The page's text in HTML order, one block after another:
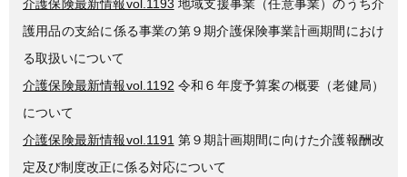
介護保険最新情報vol.1193 地域支援事業（任意事業）のうち介
護用品の支給に係る事業の第９期介護保険事業計画期間におけ
る取扱いについて
介護保険最新情報vol.1192 令和６年度予算案の概要（老健局）
について
介護保険最新情報vol.1191 第９期計画期間に向けた介護報酬改
定及び制度改正に係る対応について